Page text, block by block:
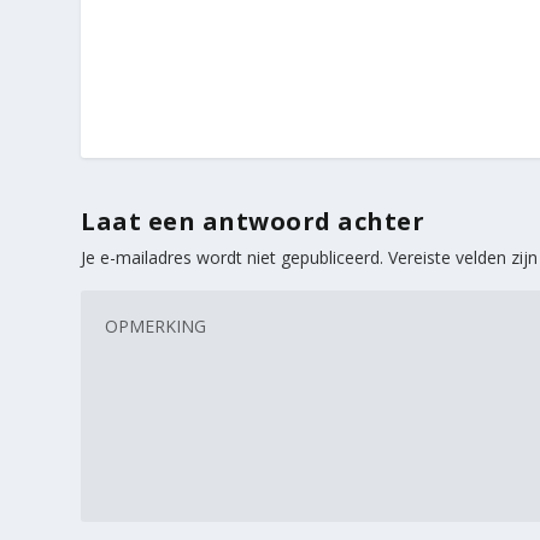
Laat een antwoord achter
Je e-mailadres wordt niet gepubliceerd. Vereiste velden